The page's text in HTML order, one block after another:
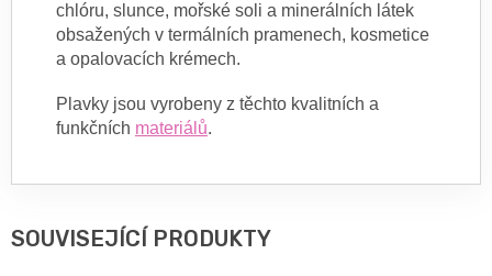
chlóru, slunce, mořské soli a minerálních látek
obsažených v termálních pramenech, kosmetice
a opalovacích krémech.
Plavky jsou vyrobeny z těchto kvalitních a
funkčních materiálů.
SOUVISEJÍCÍ PRODUKTY